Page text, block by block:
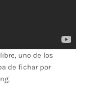
uno de los
de fichar por